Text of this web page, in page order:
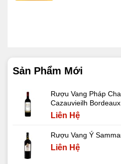
Sản Phẩm Mới
Rượu Vang Pháp
Cazauvieilh
Liên Hệ
Rượu Vang Ý
Liên Hệ